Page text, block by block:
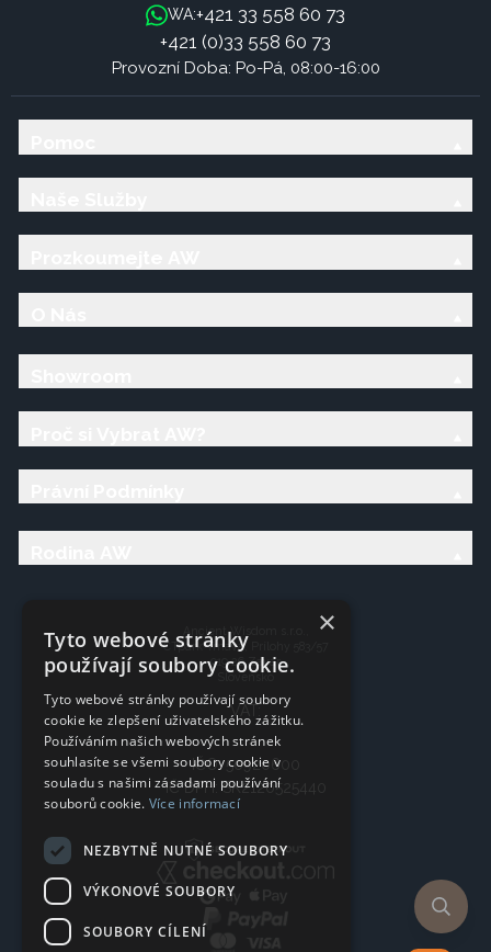
WA:+421 33 558 60 73
+421 (0)33 558 60 73
Provozní Doba: Po-Pá, 08:00-16:00
Ancient Wisdom s.r.o.,
CTpark Trnava, Prílohy 583/57
919 26 Zavar
Slovensko
IČO: 50920600
IČ DPH: SK2120525440
×
Tyto webové stránky
používají soubory cookie.
Tyto webové stránky používají soubory
cookie ke zlepšení uživatelského zážitku.
Používáním našich webových stránek
souhlasíte se všemi soubory cookie v
souladu s našimi zásadami používání
souborů cookie. Více informací
NEZBYTNĚ NUTNÉ SOUBORY
VÝKONOVÉ SOUBORY
SOUBORY CÍLENÍ